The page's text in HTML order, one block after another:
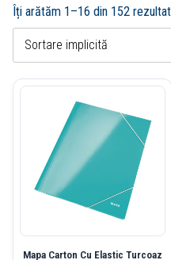
Îți arătăm 1–16 din 152
Mapa Carton Cu Elastic Turcoaz